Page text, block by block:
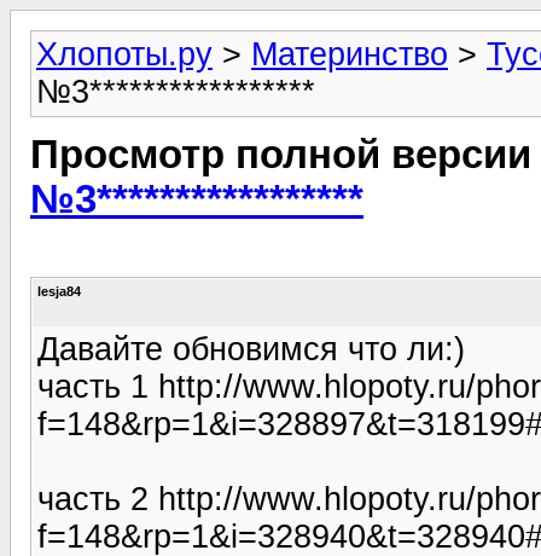
Хлопоты.ру > Материнство >
№3*****************
Просмотр полной
№3*****************
lesja84
Давайте обновимся что ли:)
часть 1 http://www.hlopoty.ru/
часть 2 http://www.hlopoty.ru/